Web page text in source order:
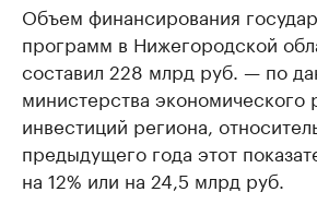
Объем финансирования
программ в Нижегородской
составил 228 млрд руб. — по
министерства экономического
инвестиций региона,
предыдущего года этот
на 12% или на 24,5 млрд руб.